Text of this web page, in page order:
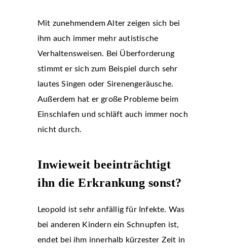
Mit zunehmendem Alter zeigen sich bei
ihm auch immer mehr autistische
Verhaltensweisen. Bei Überforderung
stimmt er sich zum Beispiel durch sehr
lautes Singen oder Sirenengeräusche.
Außerdem hat er große Probleme beim
Einschlafen und schläft auch immer noch
nicht durch.
Inwieweit beeinträchtigt
ihn die Erkrankung sonst?
Leopold ist sehr anfällig für Infekte. Was
bei anderen Kindern ein Schnupfen ist,
endet bei ihm innerhalb kürzester Zeit in